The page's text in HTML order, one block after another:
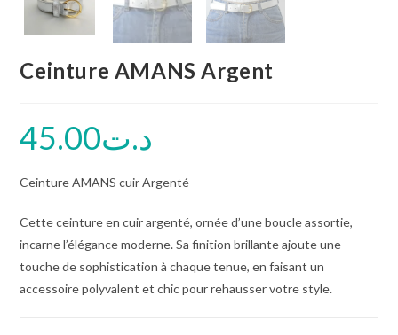
Ceinture AMANS Argent
د.ت45.00
Ceinture AMANS cuir Argenté
Cette ceinture en cuir argenté, ornée d’une boucle assortie,
incarne l’élégance moderne. Sa finition brillante ajoute une
touche de sophistication à chaque tenue, en faisant un
accessoire polyvalent et chic pour rehausser votre style.